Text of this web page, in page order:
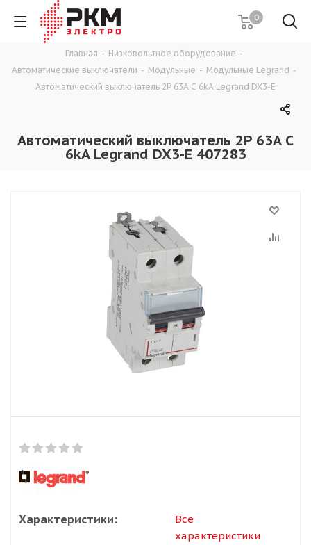
0
Главная - Низковольтное оборудование -
Автоматические выключатели - Модульные - Модульные Legrand -
Автоматический выключатель 2P 63A C 6kA Legrand DX3-E
Автоматический выключатель 2P 63A C
6kA Legrand DX3-E 407283
Характеристики:
Все
характеристики